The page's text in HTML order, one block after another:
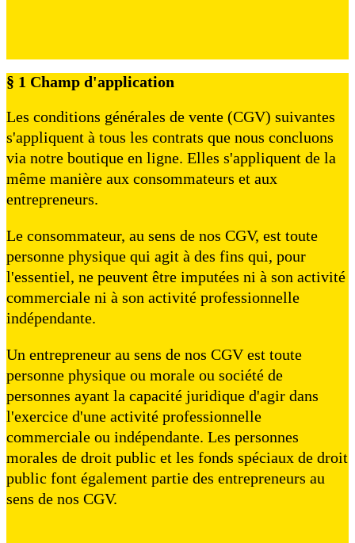
§ 1 Champ d'application
Les conditions générales de vente (CGV) suivantes
s'appliquent à tous les contrats que nous concluons
via notre boutique en ligne. Elles s'appliquent de la
même manière aux consommateurs et aux
entrepreneurs.
Le consommateur, au sens de nos CGV, est toute
personne physique qui agit à des fins qui, pour
l'essentiel, ne peuvent être imputées ni à son activité
commerciale ni à son activité professionnelle
indépendante.
Un entrepreneur au sens de nos CGV est toute
personne physique ou morale ou société de
personnes ayant la capacité juridique d'agir dans
l'exercice d'une activité professionnelle
commerciale ou indépendante. Les personnes
morales de droit public et les fonds spéciaux de droit
public font également partie des entrepreneurs au
sens de nos CGV.